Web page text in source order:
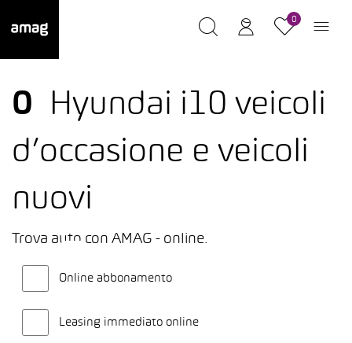
0
0
Hyundai i10 veicoli
d’occasione e veicoli
nuovi
Trova auto con AMAG - online.
Online abbonamento
Leasing immediato online